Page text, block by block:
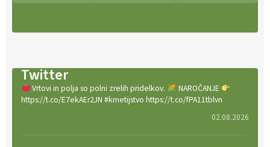
Twitter
Vrtovi in polja so polni zrelih pridelkov.
NAROČANJE
https://t.co/E7ekAEr2JN #kmetijstvo https://t.co/fPA11tblvn
02.08.2026